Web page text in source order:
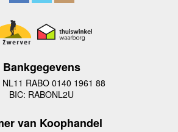
Bankgegevens
NL11 RABO 0140 1961 88
BIC: RABONL2U
van Koophandel